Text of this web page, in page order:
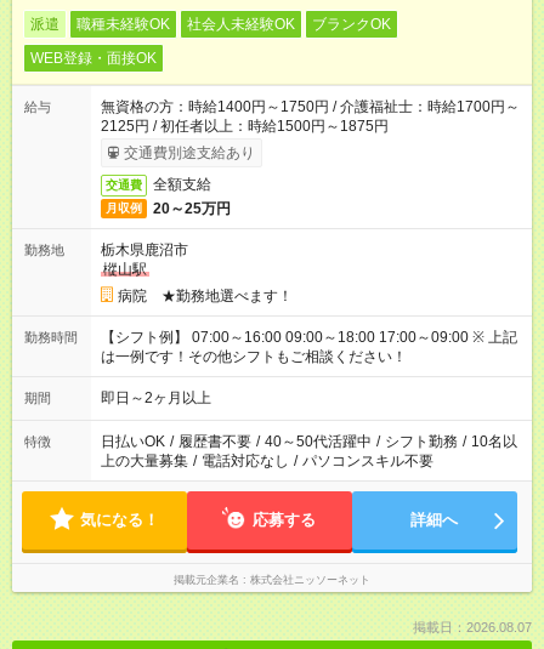
派遣 職種未経験OK 社会人未経験OK
ブランクOK
WEB登録・面接OK
給与
無資格の方：時給1400円～1750円 / 介護福祉士：時給1700円～
2125円 / 初任者以上：時給1500円～1875円
交通費別途支給あり
交通費 全額支給
月収例 20～25万円
勤務地
栃木県鹿沼市
樅山駅
病院 ★勤務地選べます！
勤務時間
【シフト例】 07:00～16:00 09:00～18:00 17:00～09:00 ※ 上記
は一例です！その他シフトもご相談ください！
期間 即日～2ヶ月以上
特徴 日払いOK / 履歴書不要 / 40～50代活躍中 / シフト勤務 / 10名以
上の大量募集 / 電話対応なし / パソコンスキル不要
気になる！ 応募する 詳細へ
掲載元企業名 株式会社ニッソーネット
掲載日：2026.08.07